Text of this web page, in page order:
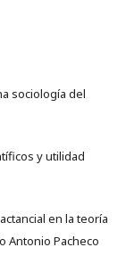
sociología del
y utilidad
en la teoría
Antonio Pacheco